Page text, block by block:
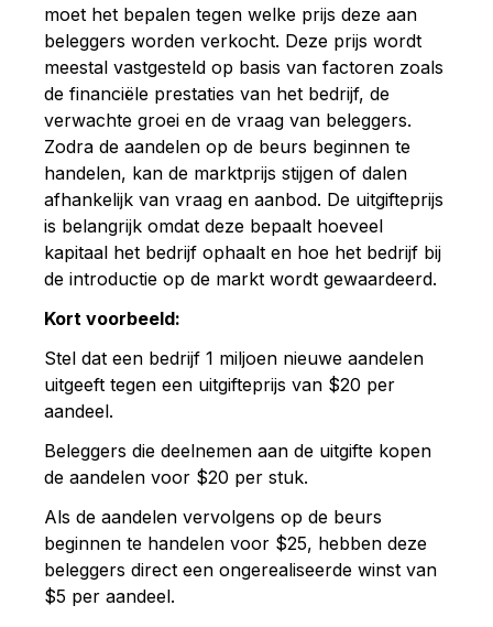
moet het bepalen tegen welke prijs deze aan
beleggers worden verkocht. Deze prijs wordt
meestal vastgesteld op basis van factoren zoals
de financiële prestaties van het bedrijf, de
verwachte groei en de vraag van beleggers.
Zodra de aandelen op de beurs beginnen te
handelen, kan de marktprijs stijgen of dalen
afhankelijk van vraag en aanbod. De uitgifteprijs
is belangrijk omdat deze bepaalt hoeveel
kapitaal het bedrijf ophaalt en hoe het bedrijf bij
de introductie op de markt wordt gewaardeerd.
Kort voorbeeld:
Stel dat een bedrijf 1 miljoen nieuwe aandelen
uitgeeft tegen een uitgifteprijs van $20 per
aandeel.
Beleggers die deelnemen aan de uitgifte kopen
de aandelen voor $20 per stuk.
Als de aandelen vervolgens op de beurs
beginnen te handelen voor $25, hebben deze
beleggers direct een ongerealiseerde winst van
$5 per aandeel.